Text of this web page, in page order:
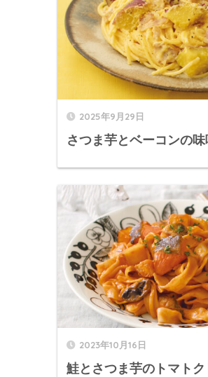
2025年9月29日
さつま芋とベーコンの
2023年10月16日
鮭とさつま芋のトマト